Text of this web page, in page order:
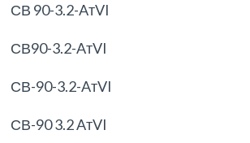
СВ 90-3.2-AтVI
СВ90-3.2-AтVI
СВ-90-3.2-AтVI
СВ-90 3.2 AтVI